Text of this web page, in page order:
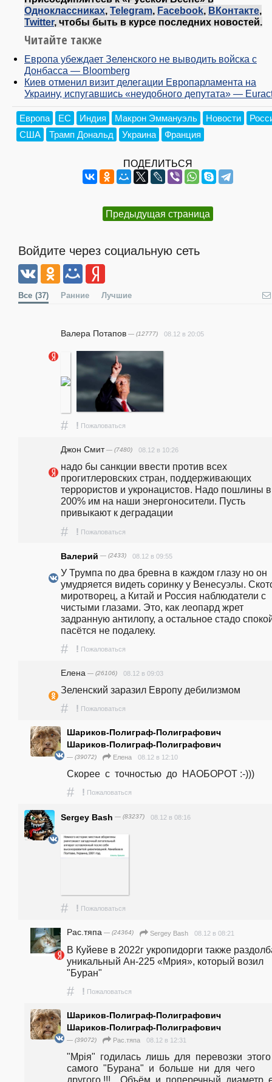
Одноклассниках Telegram Facebook ВКонтакте
Twitter, чтобы быть в курсе последних новостей.
Читайте также
Европа убеждает Зеленского не выводить войска с
Донбасса — Bloomberg
Киев отменил визит делегации Европарламента на
Украину, испугавшись «неудобного депутата» —
Европа ЕС Индия Макрон Эммануэль Новости
США
Трамп Дональд Украина Франция
ПОДЕЛИТЬСЯ
Предыдущая страница
Войдите через социальную сеть
Все (37) Ранние Лучшие
Валера Потапов — (12777) 08.12 в 20:05
# ! Пожаловаться
Джон Смит— (7480) 08.12 в 10:26
надо бы санкции ввести против всех
прогитлеровских стран, поддерживающих
террористов и укронацистов. Надо пошлины в
200% им на наши энергоносители. Пусть
привыкают к деградации
# ! Пожаловаться
Валерий — (2433) 08.12 в 09:55
У Трумпа по два бревна в каждом глазу но он
умудряется видеть соринку у Венесуэлы.
миротворец, а Китай и Россия наблюдатели с
чистыми глазами. Это, как леопард жрет
задранную антилопу, а остальное стадо
пасётся не подалеку.
# ! Пожаловаться
Елена — (26106) 08.12 в 09:03
Зеленский заразил Европу дебилизмом
# ! Пожаловаться
Шариков-Полиграф-Полиграфович
Шариков-Полиграф-Полиграфович
— (39072) Елена 08.12 в 12:10
Скорее  с  точностью  до  НАОБОРОТ :-)))
# ! Пожаловаться
Sergey Bash — (83237) 08.12 в 08:16
# ! Пожаловаться
Рас.тяпа — (24364) Sergey Bash 08.12 в 08:21
В Куйеве в 2022г укропидорги также
уникальный Ан-225 «Мрия», который возил
"Буран"
# ! Пожаловаться
Шариков-Полиграф-Полиграфович
Шариков-Полиграф-Полиграфович
— (39072) Рас.тяпа 08.12 в 12:31
"Мрія"  годилась  лишь  для  перевозки  этого
самого  "Бурана"  и  больше  ни  для  чего
другого !!!    Объём  и  поперечный  диаметр